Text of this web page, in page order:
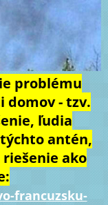
problému
domov - tzv.
ľudia
antén,
ako
francuzsku-